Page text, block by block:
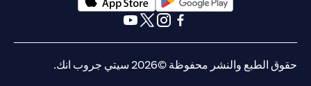
opens in a new tab
opens in a new tab
حقوق الطبع والنشر محفوظة ©2026 سيتي جروب انك.